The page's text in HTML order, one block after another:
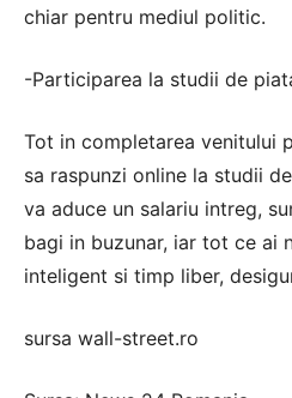
chiar pentru mediul politic.
-Participarea la studii de
Tot in completarea venitului
sa raspunzi online la studii
va aduce un salariu intreg,
bagi in buzunar, iar tot ce ai
inteligent si timp liber,
sursa wall-street.ro